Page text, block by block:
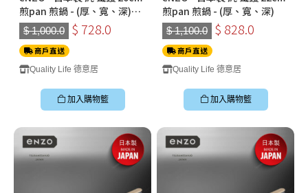
煎pan 煎鍋 - (厚、寬、深)
***送玻璃蓋***
$ 1,000.0 $ 728.0
商戶直送
Quality Life 德意居
加入購物籃
煎pan 煎鍋 - (厚、寬、深)
$ 1,100.0 $ 828.0
商戶直送
Quality Life 德意居
加入購物籃